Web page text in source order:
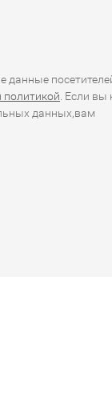
данные
. Если вы
данных,вам